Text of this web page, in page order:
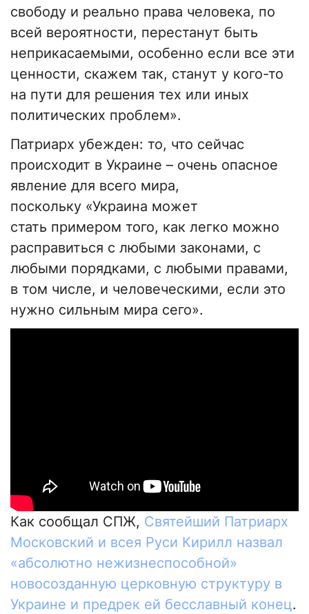
свободу и реально права человека, по
всей вероятности, перестанут быть
неприкасаемыми, особенно если все эти
ценности, скажем так, станут у кого-то
на пути для решения тех или иных
политических проблем».
Патриарх убежден: то, что сейчас
происходит в Украине – очень опасное
явление для всего мира,
поскольку «Украина может
стать примером того, как легко можно
расправиться с любыми законами, с
любыми порядками, с любыми правами,
в том числе, и человеческими, если это
нужно сильным мира сего».
Как сообщал СПЖ, Святейший Патриарх
Московский и всея Руси Кирилл назвал
«абсолютно нежизнеспособной»
новосозданную церковную структуру в
Украине и предрек ей бесславный конец.